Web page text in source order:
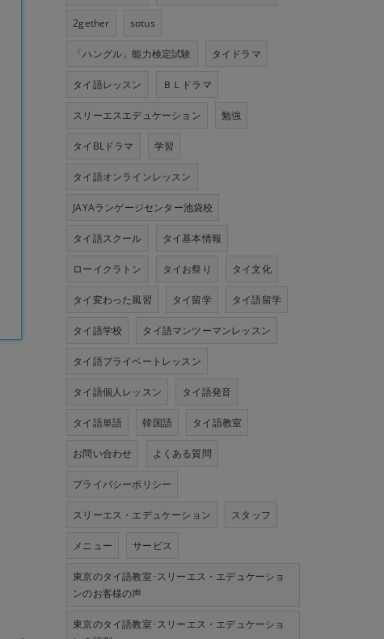
2gether sotus
「ハングル」能力検定試験 タイドラマ
タイ語レッスン ＢＬドラマ
スリーエスエデュケーション 勉強
タイBLドラマ 学習
タイ語オンラインレッスン
JAYAランゲージセンター池袋校
タイ語スクール タイ基本情報
ローイクラトン タイお祭り タイ文化
タイ変わった風習 タイ留学 タイ語留学
タイ語学校 タイ語マンツーマンレッスン
タイ語プライベートレッスン
タイ語個人レッスン タイ語発音
タイ語単語 韓国語 タイ語教室
お問い合わせ よくある質問
プライバシーポリシー
スリーエス・エデュケーション スタッフ
メニュー サービス
東京のタイ語教室･スリーエス・エデュケーショ
ンのお客様の声
東京のタイ語教室･スリーエス・エデュケーショ